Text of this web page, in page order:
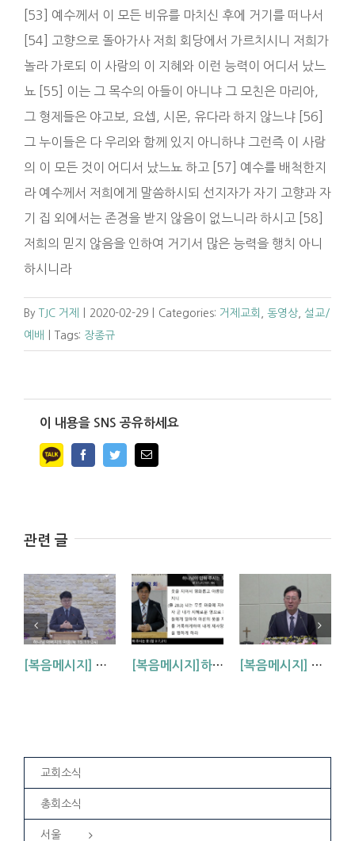
[53] 예수께서 이 모든 비유를 마치신 후에 거기를 떠나서
[54] 고향으로 돌아가사 저희 회당에서 가르치시니 저희가
놀라 가로되 이 사람의 이 지혜와 이런 능력이 어디서 났느
뇨 [55] 이는 그 목수의 아들이 아니냐 그 모친은 마리아,
그 형제들은 야고보, 요셉, 시몬, 유다라 하지 않느냐 [56]
그 누이들은 다 우리와 함께 있지 아니하냐 그런즉 이 사람
의 이 모든 것이 어디서 났느뇨 하고 [57] 예수를 배척한지
라 예수께서 저희에게 말씀하시되 선지자가 자기 고향과 자
기 집 외에서는 존경을 받지 않음이 없느니라 하시고 [58]
저희의 믿지 않음을 인하여 거기서 많은 능력을 행치 아니
하시니라
By TJC 거제 2020-02-29 Categories: 거제교회 동영상
설교/
예배
Tags: 장종규
이 내용을 SNS 공유하세요
FacebookTwitterEmail
관련 글
[복음메시지] 하나님 아버지의 마음 (눅15:11~24) [복음메시지]하나님이 입혀주시는 옷 (창 3:7,21) [복음메시지] 엘리야 때(사도시대)처럼 (왕하 2:1-14)
교회소식
총회소식
서울